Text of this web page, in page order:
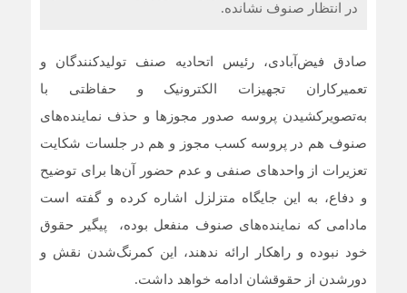
در انتظار صنوف نشانده.
صادق فیض‌آبادی، رئیس اتحادیه صنف تولیدکنندگان و
تعمیرکاران تجهیزات الکترونیک و حفاظتی با
به‌تصویرکشیدن پروسه صدور مجوزها و حذف نماینده‌های
صنوف هم در پروسه کسب مجوز و هم در جلسات شکایت
تعزیرات از واحدهای صنفی و عدم حضور آن‌ها برای توضیح
و دفاع، به این جایگاه متزلزل اشاره کرده و گفته است
مادامی که نماینده‌های صنوف منفعل بوده، پیگیر حقوق
خود نبوده و راهکار ارائه ندهند، این کمرنگ‌شدن نقش و
دورشدن از حقوقشان ادامه خواهد داشت.